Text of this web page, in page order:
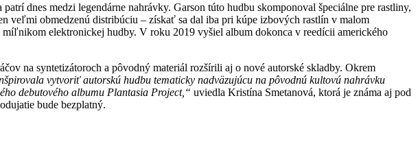
dnes medzi legendárne nahrávky. Garson túto hudbu skomponoval špeciálne pre rastliny,
veľmi obmedzenú distribúciu – získať sa dal iba pri kúpe izbových rastlín v malom
elektronickej hudby. V roku 2019 vyšiel album dokonca v reedícii amerického
na syntetizátoroch a pôvodný materiál rozšírili aj o nové autorské skladby. Okrem
vytvoriť autorskú hudbu tematicky nadväzujúcu na pôvodnú kultovú nahrávku
debutového albumu Plantasia Project,“ uviedla Kristína Smetanová, ktorá je známa aj pod
bude bezplatný.